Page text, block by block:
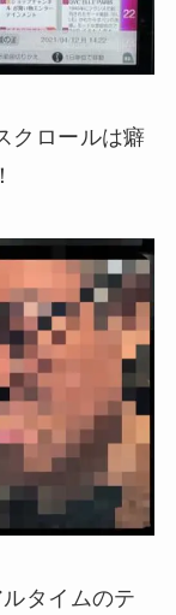
クロールは癖
タイムのテ